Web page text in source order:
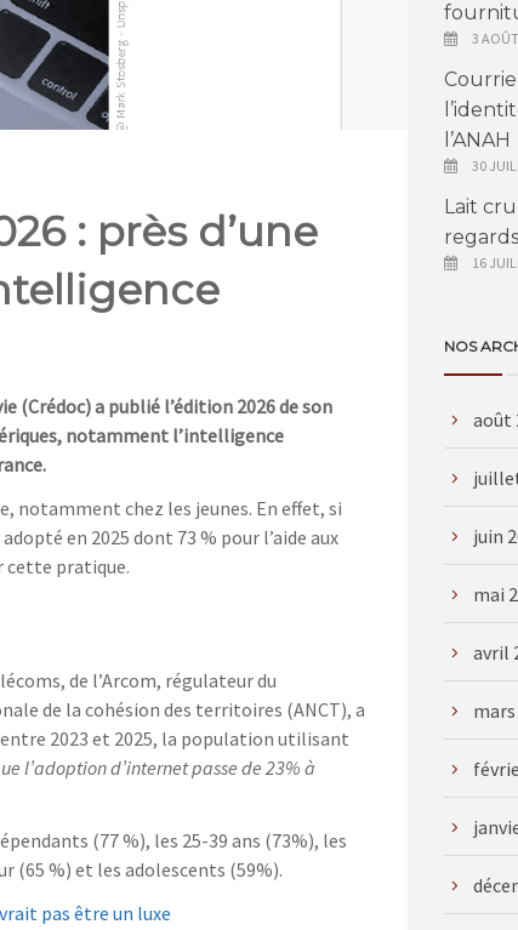
: près d’une
(Crédoc) a publié l’édition 2026 de son
notamment l’intelligence
chez les jeunes. En effet, si
en 2025 dont 73 % pour l’aide aux
cette pratique.
de l’Arcom, régulateur du
de la cohésion des territoires (ANCT), a
2023 et 2025, la population utilisant
l’adoption d’internet passe de 23% à
(77 %), les 25-39 ans (73%), les
(65 %) et les adolescents (59%).
pas être un luxe
3
l’ANAH
30
Lait
16
NOS
août
juin
mai
avril
mars